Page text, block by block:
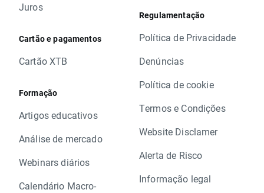
Juros
Cartão e pagamentos
Cartão XTB
Formação
Artigos educativos
Análise de mercado
Webinars diários
Calendário Macro-
Regulamentação
Política de Privacidade
Denúncias
Política de cookie
Termos e Condições
Website Disclamer
Alerta de Risco
Informação legal